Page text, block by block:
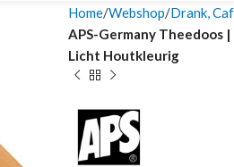
Home Webshop Drank,
APS-Germany Theedoos
Licht Houtkleurig